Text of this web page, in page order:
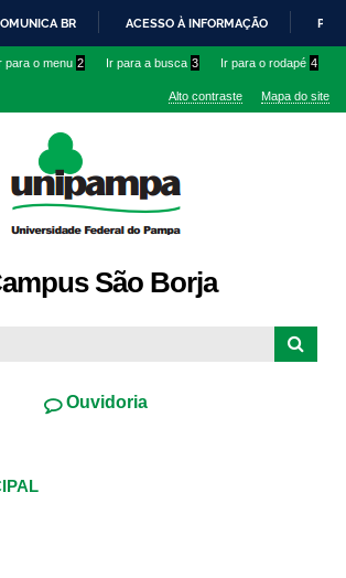
conteúdo
IR
O
BR ACESSO À INFORMAÇÃO
para o menu 2 Ir para a busca 3 Ir para o rodapé 4
Alto contraste Mapa do site
São Borja
Ouvidoria